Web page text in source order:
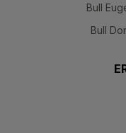
Bull
Bull